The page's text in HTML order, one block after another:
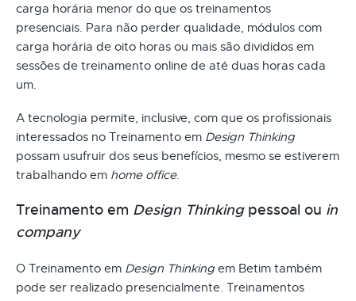
carga horária menor do que os treinamentos
presenciais. Para não perder qualidade, módulos com
carga horária de oito horas ou mais são divididos em
sessões de treinamento online de até duas horas cada
um.
A tecnologia permite, inclusive, com que os profissionais
interessados no Treinamento em Design Thinking
possam usufruir dos seus benefícios, mesmo se estiverem
trabalhando em home office.
Treinamento em Design Thinkingpessoal ou in
company
O Treinamento em Design Thinking em Betim também
pode ser realizado presencialmente. Treinamentos